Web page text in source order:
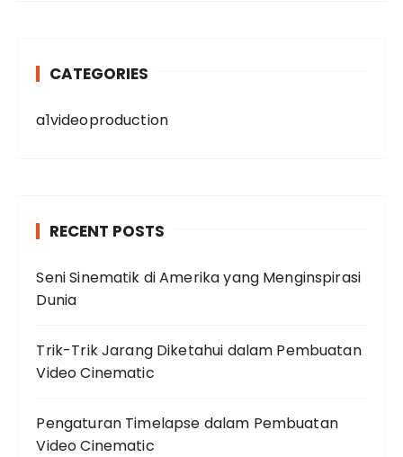
CATEGORIES
a1videoproduction
RECENT POSTS
Seni Sinematik di Amerika yang Menginspirasi
Dunia
Trik-Trik Jarang Diketahui dalam Pembuatan
Video Cinematic
Pengaturan Timelapse dalam Pembuatan
Video Cinematic